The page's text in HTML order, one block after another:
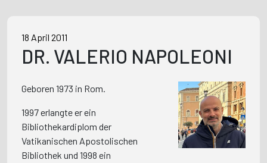
18 April 2011
DR. VALERIO NAPOLEONI
Geboren 1973 in Rom.
1997 erlangte er ein
Bibliothekardiplom der
Vatikanischen Apostolischen
Bibliothek und 1998 ein